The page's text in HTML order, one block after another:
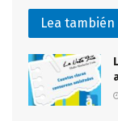
Lea también